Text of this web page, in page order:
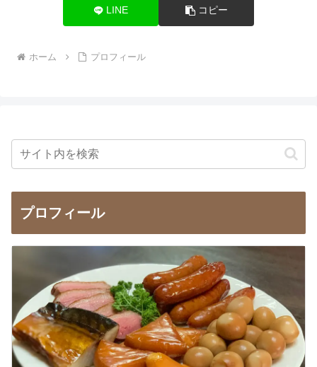
LINE コピー
ホーム プロフィール
プロフィール